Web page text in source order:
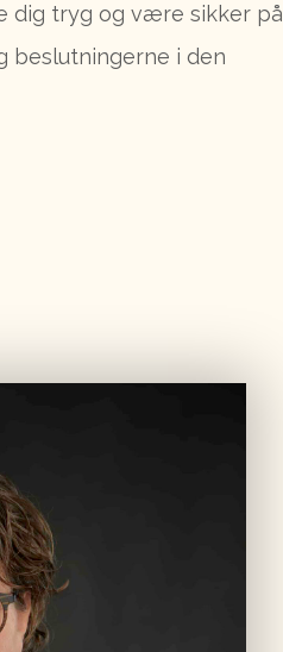
dig tryg og være sikker på
beslutningerne i den